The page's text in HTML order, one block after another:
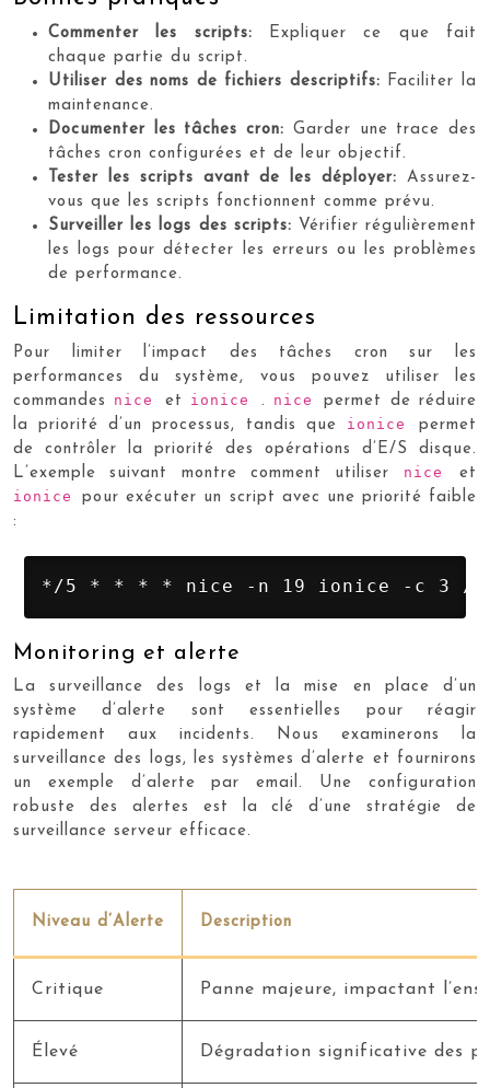
Commenter les scripts: Expliquer ce que fait
chaque partie du script.
Utiliser des noms de fichiers descriptifs: Faciliter la
maintenance.
Documenter les tâches cron: Garder une trace des
tâches cron configurées et de leur objectif.
Tester les scripts avant de les déployer: Assurez-
vous que les scripts fonctionnent comme prévu.
Surveiller les logs des scripts: Vérifier régulièrement
les logs pour détecter les erreurs ou les problèmes
de performance.
Limitation des ressources
Pour limiter l’impact des tâches cron sur les
performances du système, vous pouvez utiliser les
commandes nice et ionice . nicepermet de réduire
la priorité d’un processus, tandis que ionicepermet
de contrôler la priorité des opérations d’E/S disque.
L’exemple suivant montre comment utiliser niceet
ionicepour exécuter un script avec une priorité faible
:
*/5 * * * * nice -n 19 ionice -c 3 /
Monitoring et alerte
La surveillance des logs et la mise en place d’un
système d’alerte sont essentielles pour réagir
rapidement aux incidents. Nous examinerons la
surveillance des logs, les systèmes d’alerte et fournirons
un exemple d’alerte par email. Une configuration
robuste des alertes est la clé d’une stratégie de
surveillance serveur efficace.
Niveau d’Alerte Description
Critique Panne majeure, impactant
Élevé Dégradation significative des